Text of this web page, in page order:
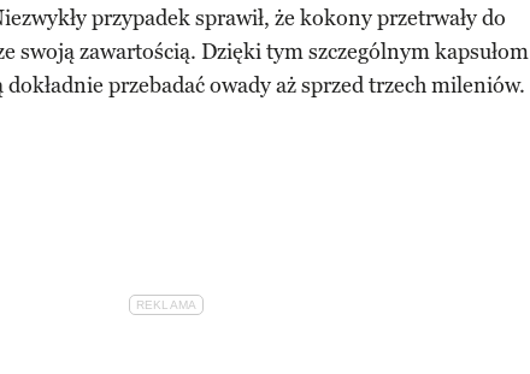
przypadek sprawił, że kokony przetrwały do
swoją zawartością. Dzięki tym szczególnym kapsułom
przebadać owady aż sprzed trzech mileniów.